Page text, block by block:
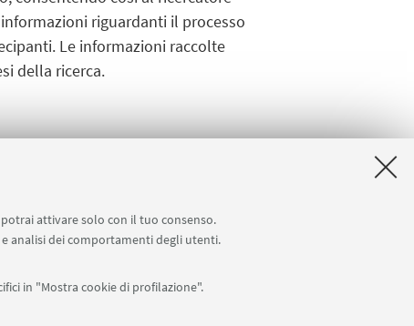
attivare solo con il tuo consenso.
analisi dei comportamenti degli utenti.
in "Mostra cookie di profilazione".
riguardanti il processo
Le informazioni raccolte
della ricerca.